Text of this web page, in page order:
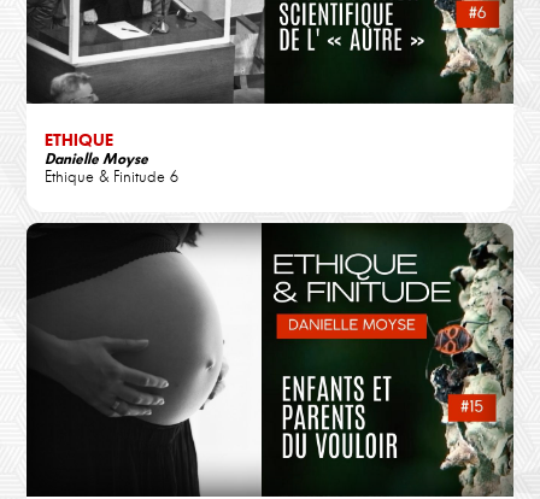
ETHIQUE
Danielle Moyse
Ethique & Finitude 6